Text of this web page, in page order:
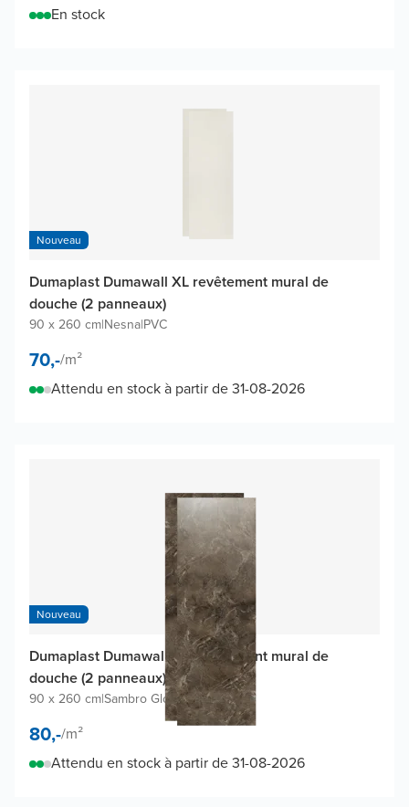
En stock
Nouveau
Dumaplast Dumawall XL revêtement mural de
douche (2 panneaux)
90 x 260 cm|Nesna|PVC
70,-/m²
Attendu en stock à partir de 31-08-2026
Nouveau
Dumaplast Dumawall XL revêtement mural de
douche (2 panneaux)
90 x 260 cm|Sambro Gloss|PVC
80,-/m²
Attendu en stock à partir de 31-08-2026